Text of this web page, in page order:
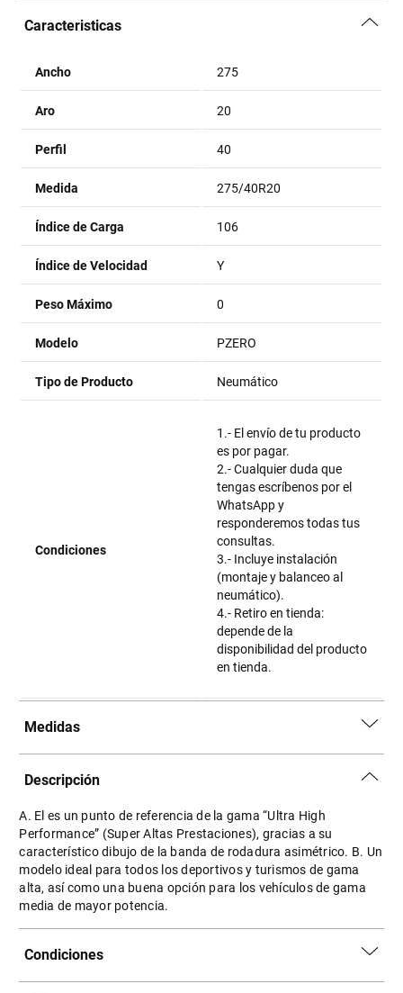
Caracteristicas
Ancho 275
Aro 20
Perfil 40
Medida 275/40R20
Índice de Carga 106
Índice de Velocidad Y
Peso Máximo 0
Modelo PZERO
Tipo de Producto Neumático
Condiciones
1.- El envío de tu producto
es por pagar.
2.- Cualquier duda que
tengas escríbenos por el
WhatsApp y
responderemos todas tus
consultas.
3.- Incluye instalación
(montaje y balanceo al
neumático).
4.- Retiro en tienda:
depende de la
disponibilidad del producto
en tienda.
Medidas
Descripción
A. El es un punto de referencia de la gama “Ultra High
Performance” (Super Altas Prestaciones), gracias a su
característico dibujo de la banda de rodadura asimétrico. B. Un
modelo ideal para todos los deportivos y turismos de gama
alta, así como una buena opción para los vehículos de gama
media de mayor potencia.
Condiciones